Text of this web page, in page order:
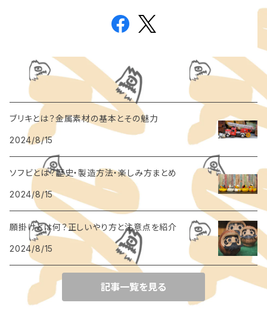
ブリキとは？金属素材の基本とその魅力
2024/8/15
ソフビとは？歴史・製造方法・楽しみ方まとめ
2024/8/15
願掛けとは何？正しいやり方と注意点を紹介
2024/8/15
記事一覧を見る